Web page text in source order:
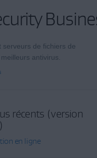
serveurs de fichiers de
antivirus.
récents (version
en ligne